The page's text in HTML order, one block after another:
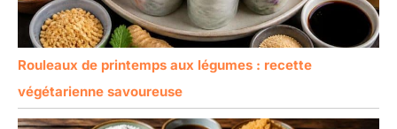
Rouleaux de printemps aux légumes : recette
végétarienne savoureuse